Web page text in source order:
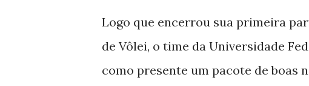
Logo que encerrou sua primeira
de Vôlei, o time da Universidade
como presente um pacote de boas